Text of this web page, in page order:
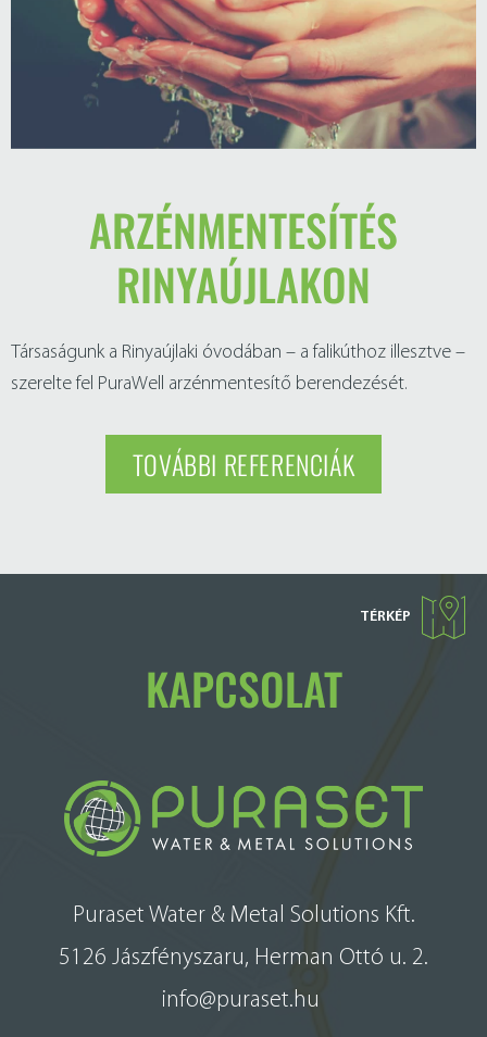
TOVÁBBI REFERENCIÁK
ARZÉNMENTESÍTÉS
RINYAÚJLAKON
Társaságunk a Rinyaújlaki óvodában – a falikúthoz illesztve –
szerelte fel PuraWell arzénmentesítő berendezését.
KAPCSOLAT
TÉRKÉP
Puraset Water & Metal Solutions Kft.
5126 Jászfényszaru, Herman Ottó u. 2.
info@puraset.hu